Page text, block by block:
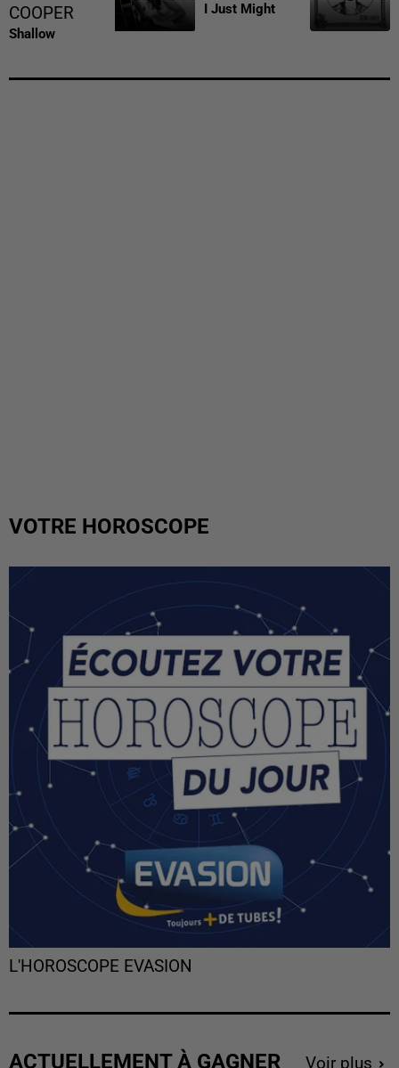
COOPER
Shallow
I Just Might
VOTRE HOROSCOPE
L'HOROSCOPE EVASION
ACTUELLEMENT À GAGNER Voir plus